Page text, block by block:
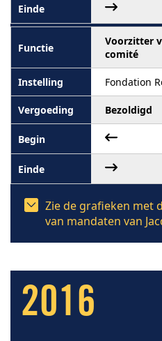
Voorzitter
comité
Fondation
Bezoldigd
Zie de grafieken met
van mandaten van
2016